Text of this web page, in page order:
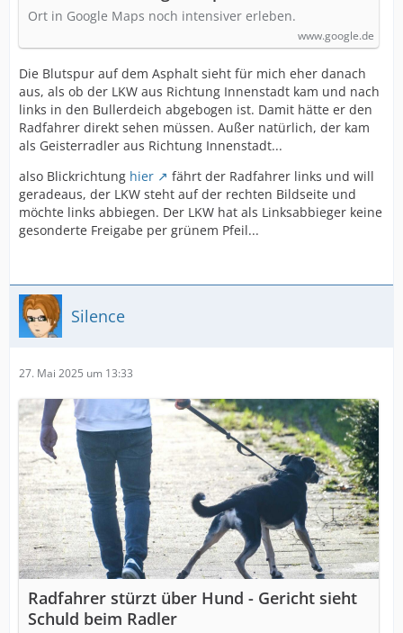
Ort in Google Maps noch intensiver erleben.
www.google.de
Die Blutspur auf dem Asphalt sieht für mich eher danach
aus, als ob der LKW aus Richtung Innenstadt kam und nach
links in den Bullerdeich abgebogen ist. Damit hätte er den
Radfahrer direkt sehen müssen. Außer natürlich, der kam
als Geisterradler aus Richtung Innenstadt...
also Blickrichtung hier
fährt der Radfahrer links und will
geradeaus, der LKW steht auf der rechten Bildseite und
möchte links abbiegen. Der LKW hat als Linksabbieger keine
gesonderte Freigabe per grünem Pfeil...
Silence
27. Mai 2025 um 13:33
Radfahrer stürzt über Hund - Gericht sieht
Schuld beim Radler